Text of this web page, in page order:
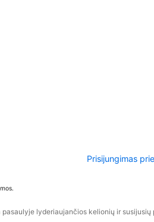
Prisijungimas
lyderiaujančios kelionių ir susijusių